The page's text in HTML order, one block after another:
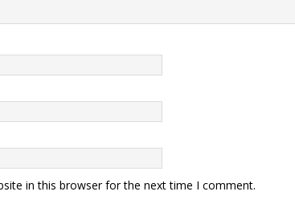
in this browser for the next time I comment.